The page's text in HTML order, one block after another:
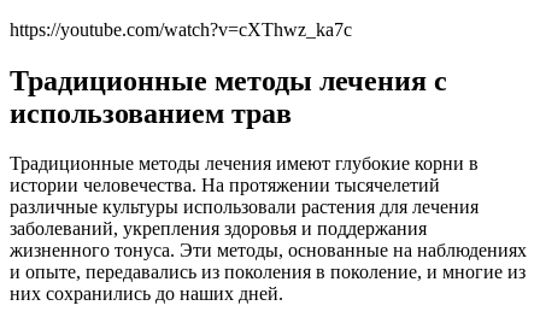
https://youtube.com/watch?v=cXThwz_ka7c
Традиционные методы лечения с
использованием трав
Традиционные методы лечения имеют глубокие корни в
истории человечества. На протяжении тысячелетий
различные культуры использовали растения для лечения
заболеваний, укрепления здоровья и поддержания
жизненного тонуса. Эти методы, основанные на наблюдениях
и опыте, передавались из поколения в поколение, и многие из
них сохранились до наших дней.